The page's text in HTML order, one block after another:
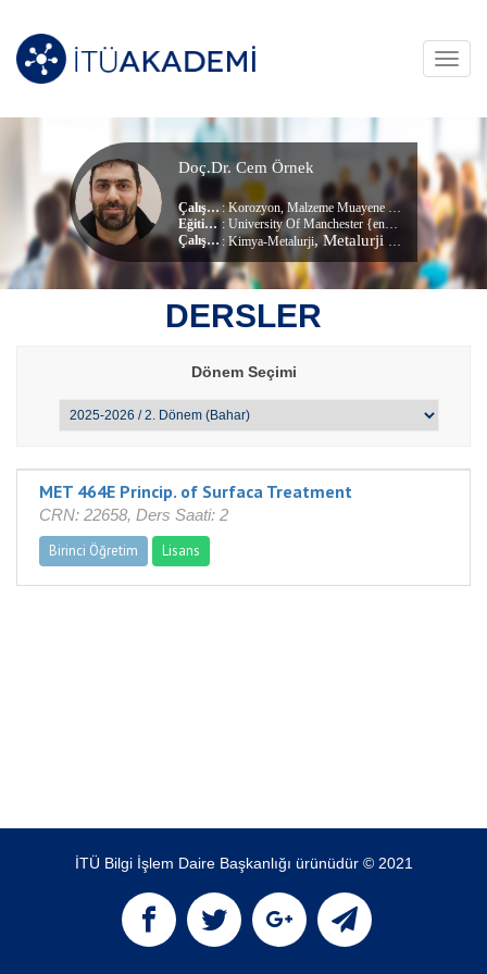
Doç.Dr. Cem Örnek
Çalışma Alanları:Korozyon, Malzeme Muayene ve Kırılma Mekaniği
Eğitim Durumu
: University Of Manchester {england}, (Doğrudan Doktora)
Çalıştığı Birim :Kimya-Metalurji, Metalurji ve Malzeme Mühendisliği Bölümü
DERSLER
Dönem Seçimi
MET 464E Princip. of Surfaca Treatment
CRN: 22658, Ders Saati: 2
Birinci Öğretim
Lisans
İTÜ Bilgi İşlem Daire Başkanlığı ürünüdür © 2021